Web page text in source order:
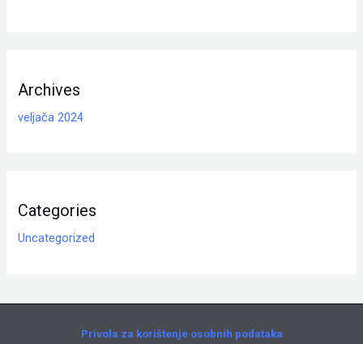
Archives
veljača 2024
Categories
Uncategorized
Privola za korištenje osobnih podataka